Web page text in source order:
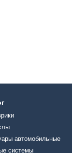
автомобильные
системы